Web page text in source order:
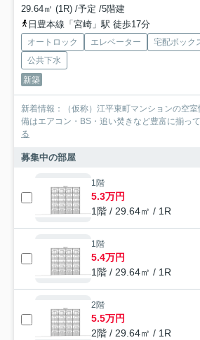
29.64㎡ (1R) /予定 /5階建
日豊本線「宮崎」駅 徒歩17分
オートロック エレベーター 宅配ボック
公共下水
新築
新着情報：（仮称）江平東町マンションの空
備はエアコン・BS・追い焚きなど豊富に揃っ
る
募集中の部屋
1階
5.3万円
1階 / 29.64㎡ / 1R
1階
5.4万円
1階 / 29.64㎡ / 1R
2階
5.5万円
2階 / 29.64㎡ / 1R